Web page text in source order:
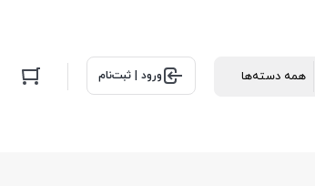
ورود | ثبت‌نام